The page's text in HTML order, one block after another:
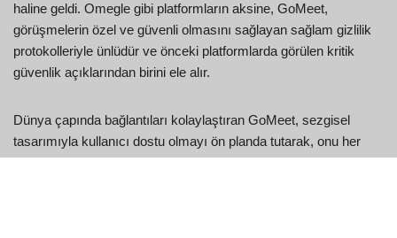
haline geldi. Omegle gibi platformların aksine, GoMeet,
görüşmelerin özel ve güvenli olmasını sağlayan sağlam gizlilik
protokolleriyle ünlüdür ve önceki platformlarda görülen kritik
güvenlik açıklarından birini ele alır.
Dünya çapında bağlantıları kolaylaştıran GoMeet, sezgisel
tasarımıyla kullanıcı dostu olmayı ön planda tutarak, onu her
düzeyde teknik yeterliliğe sahip bireyler için erişilebilir hale